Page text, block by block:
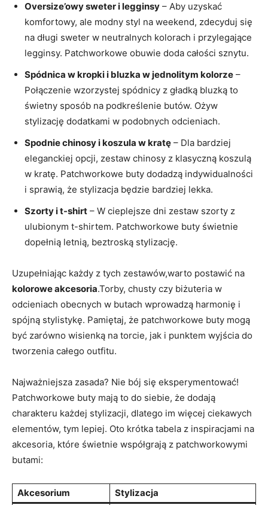
Oversize’owy sweter i legginsy – Aby uzyskać
komfortowy, ale modny styl na weekend, zdecyduj się
na długi sweter w neutralnych kolorach i przylegające
legginsy. Patchworkowe obuwie doda całości sznytu.
Spódnica w kropki i bluzka w jednolitym kolorze –
Połączenie wzorzystej spódnicy z gładką bluzką to
świetny sposób na podkreślenie butów. Ożyw
stylizację dodatkami w podobnych odcieniach.
Spodnie chinosy i koszula w kratę – Dla bardziej
eleganckiej opcji, zestaw chinosy z klasyczną koszulą
w kratę. Patchworkowe buty dodadzą indywidualności
i sprawią, że stylizacja będzie bardziej lekka.
Szorty i t-shirt – W cieplejsze dni zestaw szorty z
ulubionym t-shirtem. Patchworkowe buty świetnie
dopełnią letnią, beztroską stylizację.
Uzupełniając każdy z tych zestawów,warto postawić na
kolorowe akcesoria.Torby, chusty czy biżuteria w
odcieniach obecnych w butach wprowadzą harmonię i
spójną stylistykę. Pamiętaj, że patchworkowe buty mogą
być zarówno wisienką na torcie, jak i punktem wyjścia do
tworzenia całego outfitu.
Najważniejsza zasada? Nie bój się eksperymentować!
Patchworkowe buty mają to do siebie, że dodają
charakteru każdej stylizacji, dlatego im więcej ciekawych
elementów, tym lepiej. Oto krótka tabela z inspiracjami na
akcesoria, które świetnie współgrają z patchworkowymi
butami:
Akcesorium
Stylizacja